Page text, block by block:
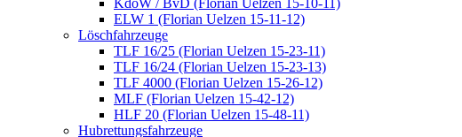
KdoW / BvD (Florian Uelzen 15-10-11)
ELW 1 (Florian Uelzen 15-11-12)
Löschfahrzeuge
TLF 16/25 (Florian Uelzen 15-23-11)
TLF 16/24 (Florian Uelzen 15-23-13)
TLF 4000 (Florian Uelzen 15-26-12)
MLF (Florian Uelzen 15-42-12)
HLF 20 (Florian Uelzen 15-48-11)
Hubrettungsfahrzeuge